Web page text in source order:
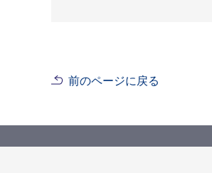
前のページに戻る